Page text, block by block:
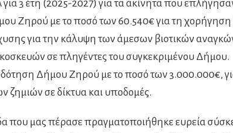
3 έτη (2025-2027) για τα ακίνητα που
Ζηρού με το ποσό των 60.540€ για τη χορήγηση
για την κάλυψη των άμεσων βιοτικών
σε πληγέντες του συγκεκριμένου Δήμου.
Δήμου Ζηρού με το ποσό των 3.000.000€,
ζημιών σε δίκτυα και υποδομές.
που μας πέρασε πραγματοποιήθηκε ευρεία